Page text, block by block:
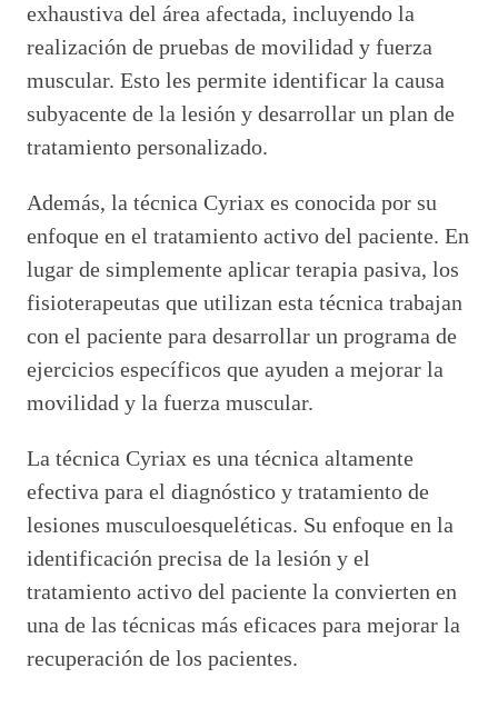
exhaustiva del área afectada, incluyendo la
realización de pruebas de movilidad y fuerza
muscular. Esto les permite identificar la causa
subyacente de la lesión y desarrollar un plan de
tratamiento personalizado.
Además, la técnica Cyriax es conocida por su
enfoque en el tratamiento activo del paciente. En
lugar de simplemente aplicar terapia pasiva, los
fisioterapeutas que utilizan esta técnica trabajan
con el paciente para desarrollar un programa de
ejercicios específicos que ayuden a mejorar la
movilidad y la fuerza muscular.
La técnica Cyriax es una técnica altamente
efectiva para el diagnóstico y tratamiento de
lesiones musculoesqueléticas. Su enfoque en la
identificación precisa de la lesión y el
tratamiento activo del paciente la convierten en
una de las técnicas más eficaces para mejorar la
recuperación de los pacientes.